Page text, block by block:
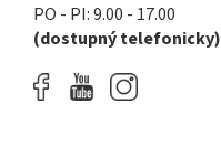
PO - PI: 9.00 - 17.00
(dostupný telefonicky)